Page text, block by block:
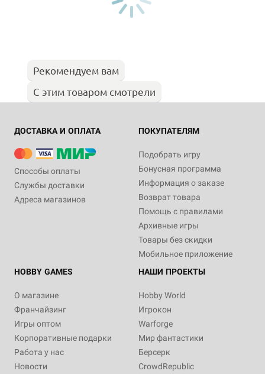
Рекомендуем вам
С этим товаром смотрели
ДОСТАВКА И ОПЛАТА
Способы оплаты
Службы доставки
Адреса магазинов
ПОКУПАТЕЛЯМ
Подобрать игру
Бонусная программа
Информация о заказе
Возврат товара
Помощь с правилами
Архивные игры
Товары без скидки
Мобильное приложение
HOBBY GAMES
О магазине
Франчайзинг
Игры оптом
Корпоративные подарки
Работа у нас
Новости
НАШИ ПРОЕКТЫ
Hobby World
Игрокон
Warforge
Мир фантастики
Берсерк
CrowdRepublic